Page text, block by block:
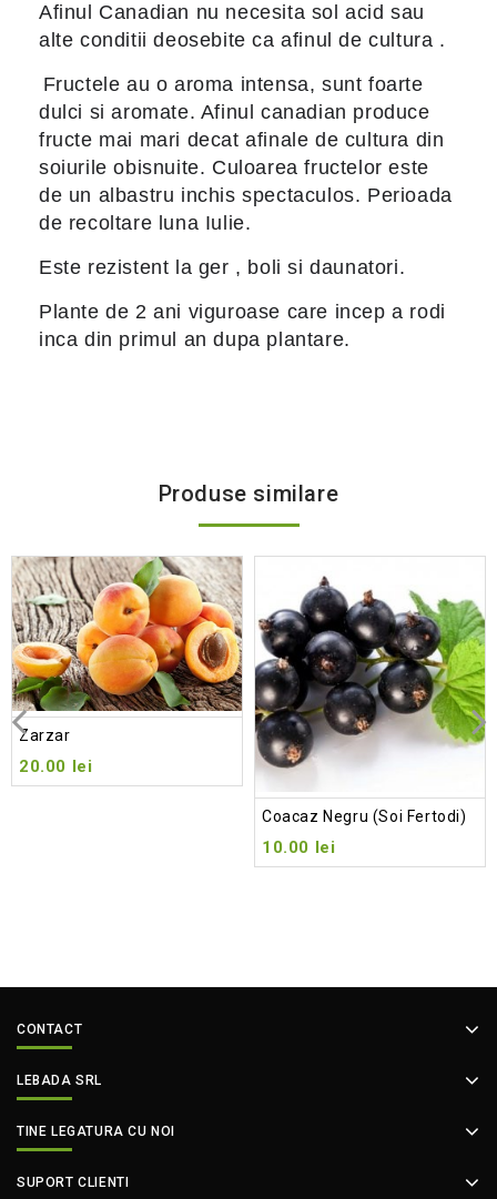
Afinul Canadian nu necesita sol acid sau
alte conditii deosebite ca afinul de cultura .
Fructele au o aroma intensa, sunt foarte
dulci si aromate. Afinul canadian produce
fructe mai mari decat afinale de cultura din
soiurile obisnuite. Culoarea fructelor este
de un albastru inchis spectaculos. Perioada
de recoltare luna Iulie.
Este rezistent la ger , boli si daunatori.
Plante de 2 ani viguroase care incep a rodi
inca din primul an dupa plantare.
Produse similare
Zarzar
20.00 lei
Coacaz Negru (soi Fertodi)
10.00 lei
CONTACT
LEBADA SRL
TINE LEGATURA CU NOI
SUPORT CLIENTI